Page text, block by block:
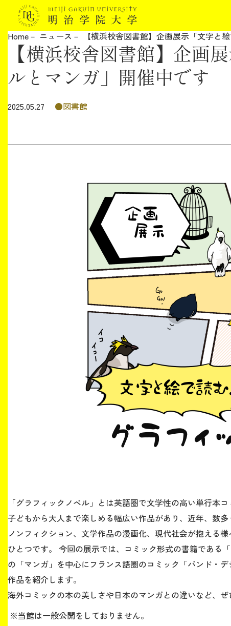
明治学院大学について
教育
研究
2026年9月入学者向け 新入生サイト
Home ニュース 【横浜校舎図書館】企画展示「文字と
【横浜校舎図書館】企画
ルとマンガ」開催中です
2025.05.27 図書館
「グラフィックノベル」とは英語圏で文学性の高い単行本コ
子どもから大人まで楽しめる幅広い作品があり、近年、数
ノンフィクション、文学作品の漫画化、現代社会が抱える
ひとつです。 今回の展示では、コミック形式の書籍である
の「マンガ」を中心にフランス語圏のコミック「バンド・
作品を紹介します。
海外コミックの本の美しさや日本のマンガとの違いなど、ぜ
※当館は一般公開をしておりません。